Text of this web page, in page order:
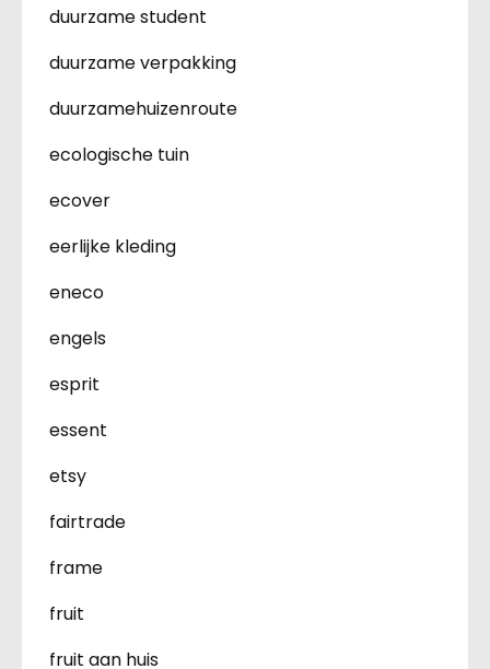
duurzame student
duurzame verpakking
duurzamehuizenroute
ecologische tuin
ecover
eerlijke kleding
eneco
engels
esprit
essent
etsy
fairtrade
frame
fruit
fruit aan huis